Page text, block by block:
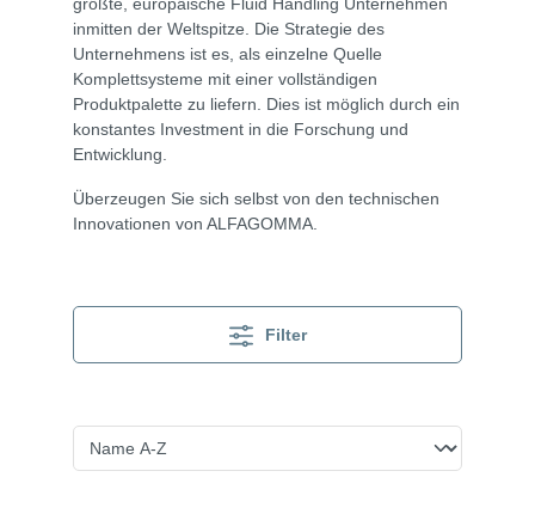
inmitten der Weltspitze. Die Strategie des
Unternehmens ist es, als einzelne Quelle
Komplettsysteme mit einer vollständigen
Produktpalette zu liefern. Dies ist möglich durch ein
konstantes Investment in die Forschung und
Entwicklung.
Überzeugen Sie sich selbst von den technischen
Innovationen von ALFAGOMMA.
Filter